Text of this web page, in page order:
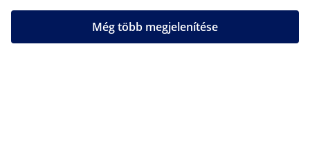
Még több megjelenítése